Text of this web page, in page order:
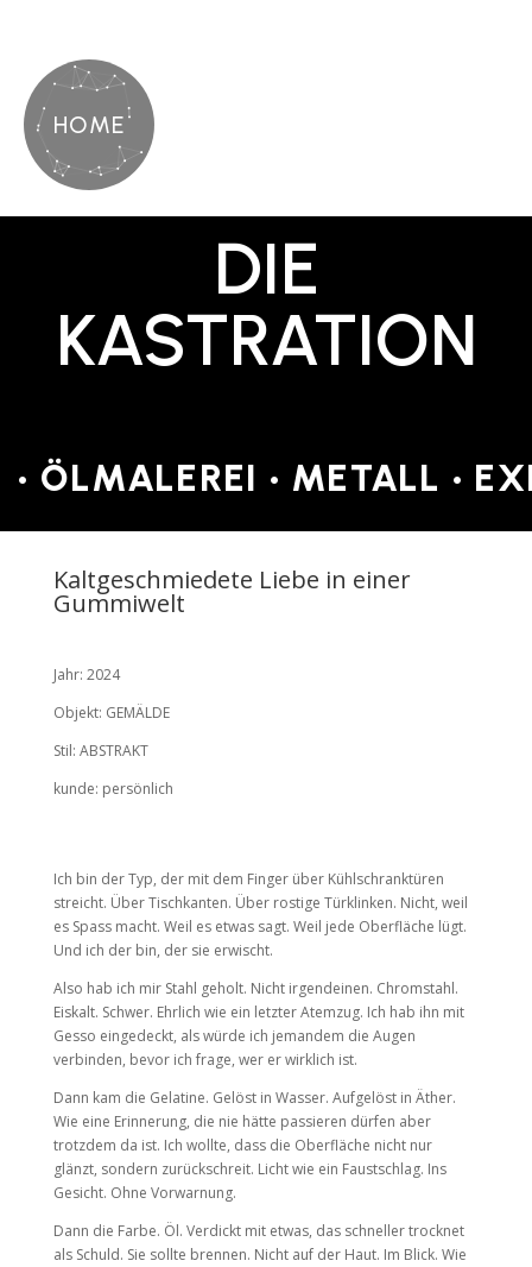
HOME
DIE
KASTRATION
• ÖLMALEREI • METALL •
Kaltgeschmiedete Liebe in einer
Gummiwelt
Jahr: 2024
Objekt: GEMÄLDE
Stil: ABSTRAKT
kunde: persönlich
Ich bin der Typ, der mit dem Finger über Kühlschranktüren
streicht. Über Tischkanten. Über rostige Türklinken. Nicht, weil
es Spass macht. Weil es etwas sagt. Weil jede Oberfläche lügt.
Und ich der bin, der sie erwischt.
Also hab ich mir Stahl geholt. Nicht irgendeinen. Chromstahl.
Eiskalt. Schwer. Ehrlich wie ein letzter Atemzug. Ich hab ihn mit
Gesso eingedeckt, als würde ich jemandem die Augen
verbinden, bevor ich frage, wer er wirklich ist.
Dann kam die Gelatine. Gelöst in Wasser. Aufgelöst in Äther.
Wie eine Erinnerung, die nie hätte passieren dürfen aber
trotzdem da ist. Ich wollte, dass die Oberfläche nicht nur
glänzt, sondern zurückschreit. Licht wie ein Faustschlag. Ins
Gesicht. Ohne Vorwarnung.
Dann die Farbe. Öl. Verdickt mit etwas, das schneller trocknet
als Schuld. Sie sollte brennen. Nicht auf der Haut. Im Blick. Wie